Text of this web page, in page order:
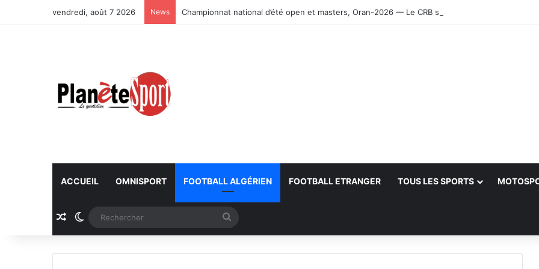
vendredi, août 7 2026 News Championnat national d’été open et masters, Oran-2026 — Le CRB s’adjuge le titre
ACCUEIL OMNISPORT FOOTBALL ALGÉRIEN FOOTBALL ETRANGER TOUS LES SPORTS
Article Aléatoire
Switch skin